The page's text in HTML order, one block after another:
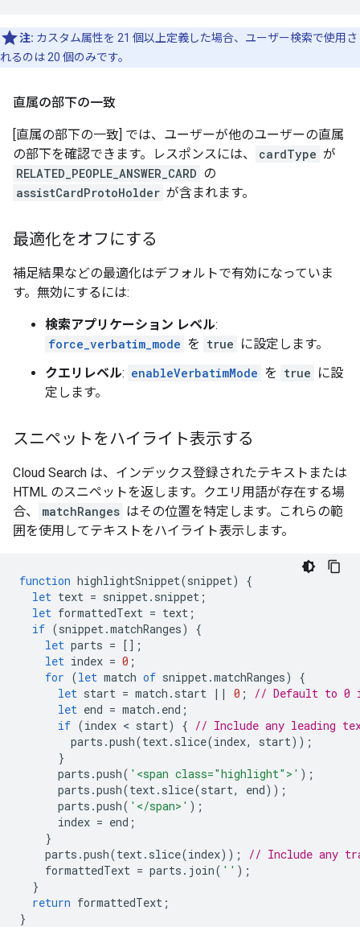
注: カスタム属性を 21 個以上定義した場合、ユーザー検索で使用さ
れるのは 20 個のみです。
直属の部下の一致
[直属の部下の一致] では、ユーザーが他のユーザーの直属
の部下を確認できます。レスポンスには、
cardType が
RELATED_PEOPLE_ANSWER_CARD の
assistCardProtoHolder が含まれます。
最適化をオフにする
補足結果などの最適化はデフォルトで有効になっていま
す。無効にするには:
検索アプリケーション レベル:
force_verbatim_mode を true に設定します。
クエリレベル: enableVerbatimMode を true に設
定します。
スニペットをハイライト表示する
Cloud Search は、インデックス登録されたテキストまたは
HTML のスニペットを返します。クエリ用語が存在する場
合、
matchRanges はその位置を特定します。これらの範
囲を使用してテキストをハイライト表示します。
function highlightSnippet(snippet)
{
let text = snippet. snippet ;
let formattedText = text ;
if (snippet.matchRanges)
{
let parts = [];
let index = 0 ;
for (let match of snippet.matchRanges)
{
let start = match . start || 0 ;
// Default to 0
let end = match . end ;
if (index < start) { // Include any leading
parts .push(text. slice(index, start));
}
parts .push( '<span class="highlight">' );
parts .push(text. slice(start, end));
parts .push( '</span>' );
index = end ;
}
parts .push(text. slice(index));
// Include any
formattedText = parts . join( '' );
}
return formattedText ;
}